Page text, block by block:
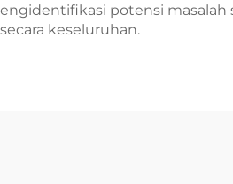
potensi
keseluruhan.